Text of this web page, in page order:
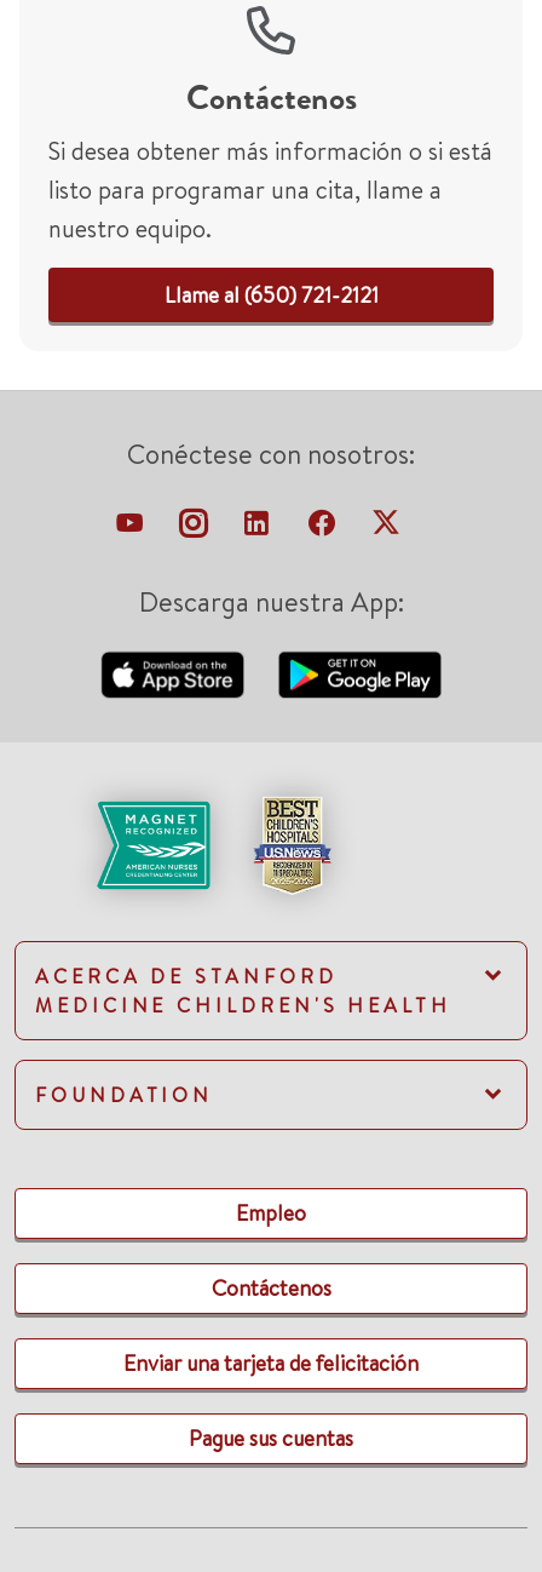
Contáctenos
Si desea obtener más información o si está
listo para programar una cita, llame a
nuestro equipo.
Llame al (650) 721-2121
Conéctese con nosotros:
Descarga nuestra App:
ACERCA DE STANFORD
MEDICINE CHILDREN'S HEALTH
FOUNDATION
Empleo
Contáctenos
Enviar una tarjeta de felicitación
Pague sus cuentas